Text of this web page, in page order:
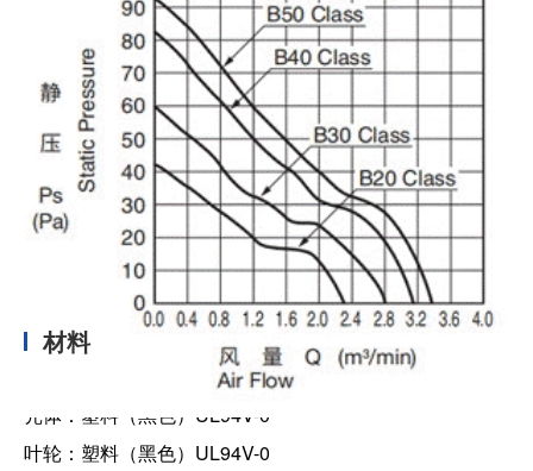
材料
壳体：塑料（黑色）UL94V-0
叶轮：塑料（黑色）UL94V-0